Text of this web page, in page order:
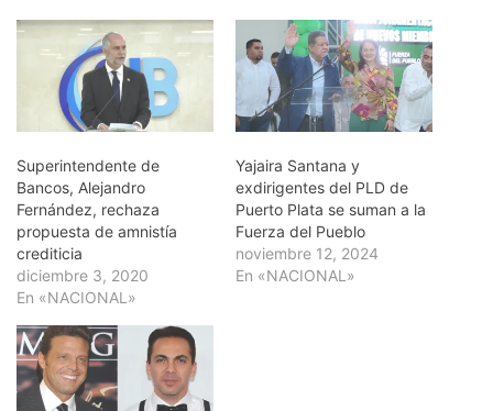
Superintendente de
Bancos, Alejandro
Fernández, rechaza
propuesta de amnistía
crediticia
diciembre 3, 2020
En «NACIONAL»
Yajaira Santana y
exdirigentes del PLD de
Puerto Plata se suman a la
Fuerza del Pueblo
noviembre 12, 2024
En «NACIONAL»